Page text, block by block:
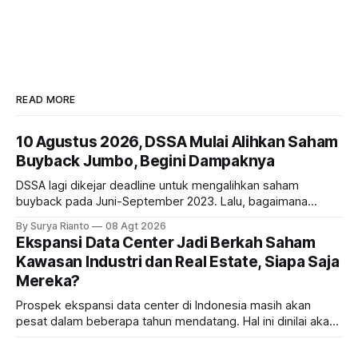
READ MORE
10 Agustus 2026, DSSA Mulai Alihkan Saham
Buyback Jumbo, Begini Dampaknya
DSSA lagi dikejar deadline untuk mengalihkan saham
buyback pada Juni-September 2023. Lalu, bagaimana
By Surya Rianto 08 Agt 2026
Ekspansi Data Center Jadi Berkah Saham
Kawasan Industri dan Real Estate, Siapa Saja
Mereka?
Prospek ekspansi data center di Indonesia masih akan
pesat dalam beberapa tahun mendatang. Hal ini dinilai akan